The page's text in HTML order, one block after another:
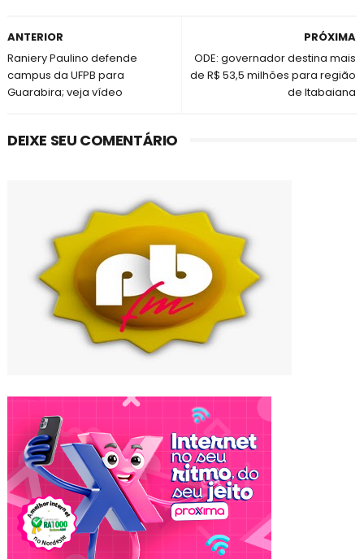
PRÓXIMA
ODE: governador destina mais
de R$ 53,5 milhões para região
de Itabaiana
ANTERIOR
Raniery Paulino defende
campus da UFPB para
Guarabira; veja vídeo
DEIXE SEU COMENTÁRIO